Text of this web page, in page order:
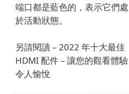
端口都是藍色的，表示它們處
於活動狀態。
另請閱讀 – 2022 年十大最佳
HDMI 配件 – 讓您的觀看體驗
令人愉悅